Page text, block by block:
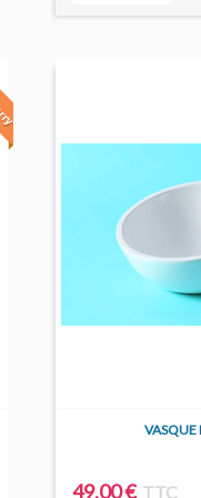
VASQUE
49,00 € TTC